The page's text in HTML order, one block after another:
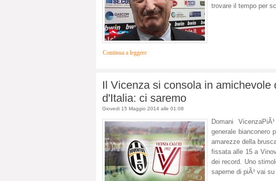
trovare il tempo per
Continua a leggere
Il Vicenza si consola in
d'Italia: ci saremo
Giovedi 15 Maggio 2014 alle 01:08
Domani
generale bianconero
amarezze della
fissata alle 15 a
dei record. Uno
saperne di piÃ¹ vai su